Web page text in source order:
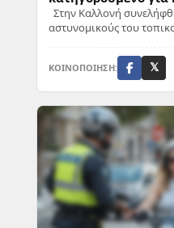
Στην Καλλονή
αστυνομικούς του
ΚΟΙΝΟΠΟΙΗΣΗ: 𝕏